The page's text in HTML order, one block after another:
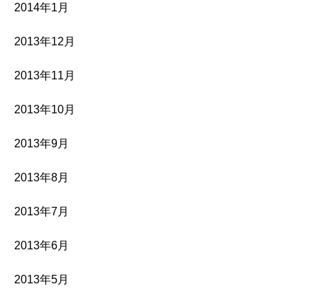
2014年1月
2013年12月
2013年11月
2013年10月
2013年9月
2013年8月
2013年7月
2013年6月
2013年5月